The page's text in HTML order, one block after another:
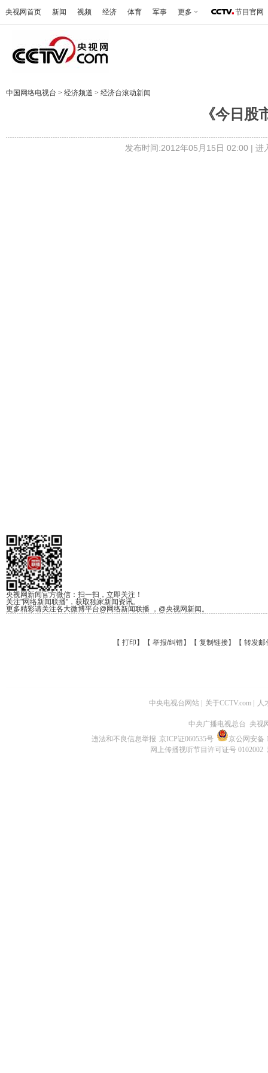
央视网首页 新闻 视频 经济 体育 军事 更多 节目官网
中国网络电视台 > 经济频道 > 经济台滚动新闻
《今日股
发布时间:2012年05月15日 02:00 | 进
央视网新闻官方微信：扫一扫，立即关注！
关注"网络新闻联播"，获取独家新闻资讯。
更多精彩请关注各大微博平台@网络新闻联播 ，@央视网新闻。
【 打印 】【 举报/纠错】【 复制链接】【 转发邮
中央电视台网站 关于CCTV.com 人
中央广播电视总台 央视
违法和不良信息举报 京ICP证060535号
京公网安备
网上传播视听节目许可证号 0102002